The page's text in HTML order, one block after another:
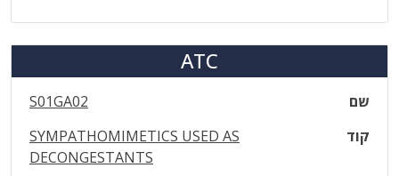
ATC
שם
S01GA02
קוד
SYMPATHOMIMETICS USED AS
DECONGESTANTS